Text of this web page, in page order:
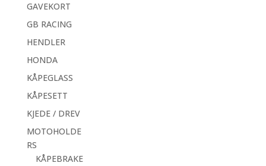
GAVEKORT
GB RACING
HENDLER
HONDA
KÅPEGLASS
KÅPESETT
KJEDE / DREV
MOTOHOLDE
RS
KÅPEBRAKE